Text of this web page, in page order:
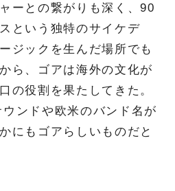
ーとの繋がりも深く、90
という独特のサイケデ
ジックを生んだ場所でも
ら、ゴアは海外の文化が
の役割を果たしてきた。
ンドや欧米のバンド名が
にもゴアらしいものだと